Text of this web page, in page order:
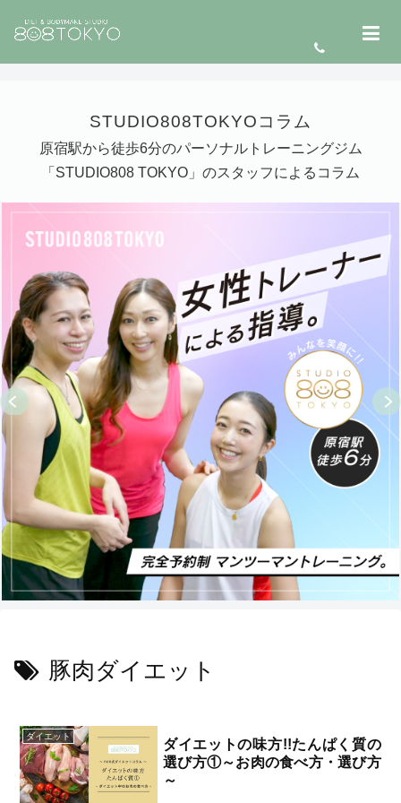
STUDIO808TOKYOコラム
原宿駅から徒歩6分のパーソナルトレーニングジム
「STUDIO808 TOKYO」のスタッフによるコラム
豚肉ダイエット
ダイエット
ダイエットの味方!!たんぱく質の
選び方①～お肉の食べ方・選び方
～